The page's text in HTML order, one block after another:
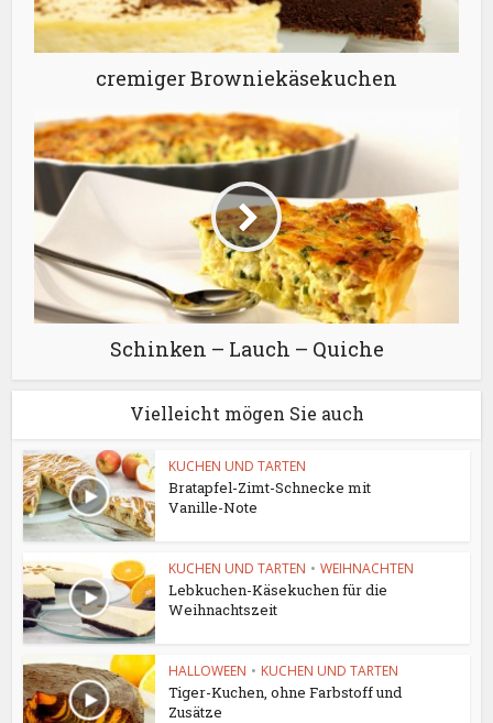
cremiger Browniekäsekuchen
Schinken – Lauch – Quiche
Vielleicht mögen Sie auch
KUCHEN UND TARTEN
Bratapfel-Zimt-Schnecke mit
Vanille-Note
KUCHEN UND TARTEN • WEIHNACHTEN
Lebkuchen-Käsekuchen für die
Weihnachtszeit
HALLOWEEN • KUCHEN UND TARTEN
Tiger-Kuchen, ohne Farbstoff und
Zusätze